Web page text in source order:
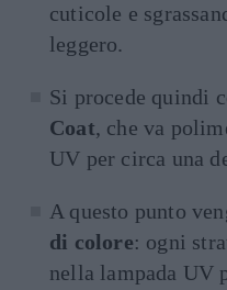
cuticole e
leggero.
Si procede quindi
Coat, che va
UV per circa una
A questo punto
di colore: ogni
nella lampada UV